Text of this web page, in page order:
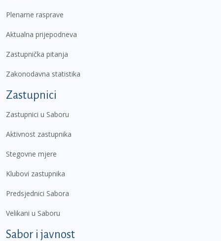
Plenarne rasprave
Aktualna prijepodneva
Zastupnička pitanja
Zakonodavna statistika
Zastupnici
Zastupnici u Saboru
Aktivnost zastupnika
Stegovne mjere
Klubovi zastupnika
Predsjednici Sabora
Velikani u Saboru
Sabor i javnost